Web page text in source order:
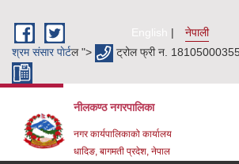
English
नेपाली
श्रम संसार पाेर्टल "> ट्रोल फ्री न.
नीलकण्ठ नगरपालिका
नगर कार्यपालिकाको कार्यालय
धादिङ, बागमती प्रदेश, नेपाल